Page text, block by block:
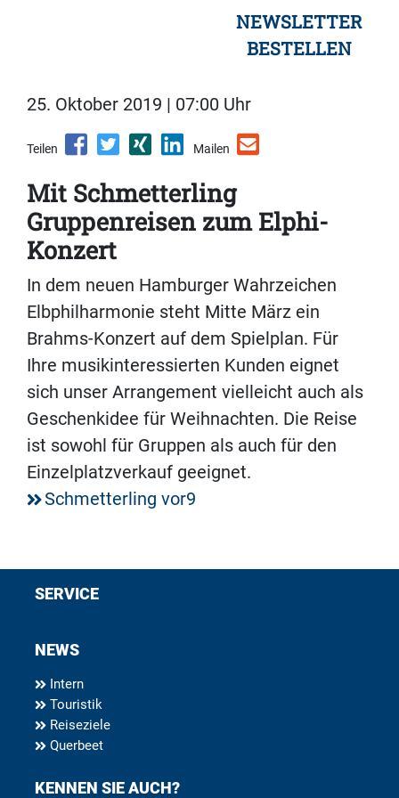
NEWSLETTER
BESTELLEN
25. Oktober 2019 | 07:00 Uhr
Teilen Mailen
Mit Schmetterling
Gruppenreisen zum Elphi-
Konzert
In dem neuen Hamburger Wahrzeichen
Elbphilharmonie steht Mitte März ein
Brahms-Konzert auf dem Spielplan. Für
Ihre musikinteressierten Kunden eignet
sich unser Arrangement vielleicht auch als
Geschenkidee für Weihnachten. Die Reise
ist sowohl für Gruppen als auch für den
Einzelplatzverkauf geeignet.
Schmetterling vor9
SERVICE
NEWS
Intern
Touristik
Reiseziele
Querbeet
KENNEN SIE AUCH?